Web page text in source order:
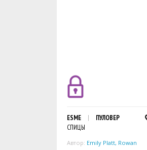
ESME
ПУЛОВЕР
СПИЦЫ
Автор: Emily Platt, Rowan